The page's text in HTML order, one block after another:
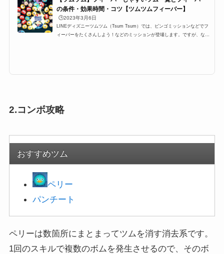
の条件・効果時間・コツ【ツムツムフィーバー】
🕒️2023年3月6日
LINEディズニーツムツム（Tsum Tsum）では、ビンゴミッションなどでフ
ィーバーをたくさんしよう！などのミッションが登場します。ですが、なか
2.コンボ攻略
おすすめツム
ペリー
パンチート
ペリーは数箇所にまとまってツムを消す消去系です。
1回のスキルで複数のボムを発生させるので、そのボ